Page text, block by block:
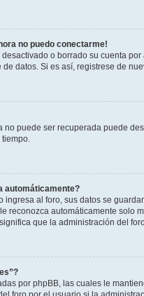
no puedo conectarme!
o borrado su cuenta
datos. Si es así, registrese de
no puede ser recuperada puede
automáticamente?
ingresa al foro, sus datos se
reconozca automáticamente solo
que la administración del
por phpBB, las cuales le